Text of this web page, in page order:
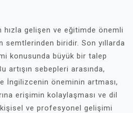
hızla gelişen ve eğitimde önemli
semtlerinden biridir. Son yıllarda
konusunda büyük bir talep
artışın sebepleri arasında,
İngilizcenin öneminin artması,
erişimin kolaylaşması ve dil
ve profesyonel gelişimi